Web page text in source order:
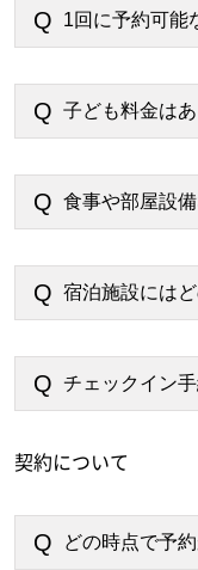
1回に予約可能
子ども料金はあ
食事や部屋設
宿泊施設には
チェックイン
契約について
どの時点で予